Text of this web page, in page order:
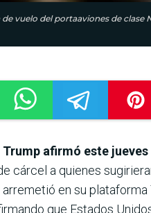
vuelo del portaaviones de clase
Trump afirmó este
cárcel a quienes
en su
que Estados